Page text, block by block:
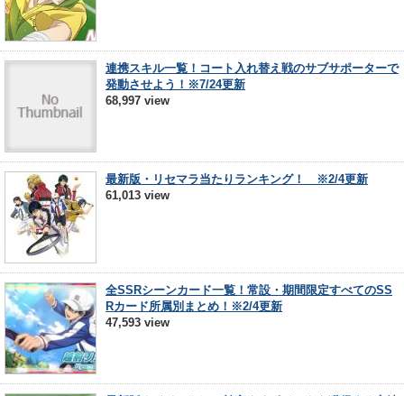
連携スキル一覧！コート入れ替え戦のサブサポーターで
発動させよう！※7/24更新
68,997 view
最新版・リセマラ当たりランキング！ ※2/4更新
61,013 view
全SSRシーンカード一覧！常設・期間限定すべてのSS
Rカード所属別まとめ！※2/4更新
47,593 view